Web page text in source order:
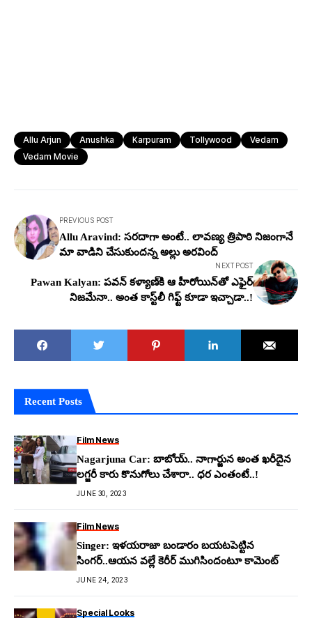
Allu Arjun Anushka Karpuram Tollywood
Vedam
Vedam Movie
PREVIOUS POST
Allu Aravind: స‌ర‌దాగా అంటే.. లావ‌ణ్య త్రిపాఠి నిజంగానే
మా వాడిని చేసుకుంద‌న్న అల్లు అర‌వింద్
NEXT POST
Pawan Kalyan: ప‌వ‌న్ క‌ళ్యాణ్‌కి ఆ హీరోయిన్‌తో ఎఫైర్
నిజ‌మేనా.. అంత కాస్ట్‌లీ గిఫ్ట్ కూడా ఇచ్చాడా..!
Recent Posts
Film News
Nagarjuna Car: బాబోయ్‌.. నాగార్జున అంత ఖ‌రీదైన
ల‌గ్జ‌రీ కారు కొనుగోలు చేశారా.. ధ‌ర ఎంతంటే..!
JUNE 30, 2023
Film News
Singer: ఇళ‌య‌రాజా బండారం బ‌య‌ట‌పెట్టిన
సింగ‌ర్..ఆయ‌న వ‌ల్లే కెరీర్ ముగిసిందంటూ కామెంట్
JUNE 24, 2023
Special Looks